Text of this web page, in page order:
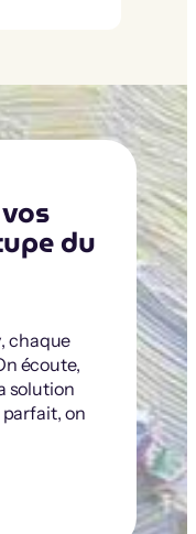
du
chaque
écoute,
solution
parfait, on